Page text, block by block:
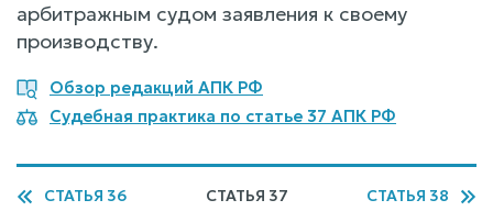
арбитражным судом заявления к своему
производству.
Обзор редакций АПК РФ
Судебная практика по статье 37 АПК РФ
СТАТЬЯ 36 СТАТЬЯ 37 СТАТЬЯ 38